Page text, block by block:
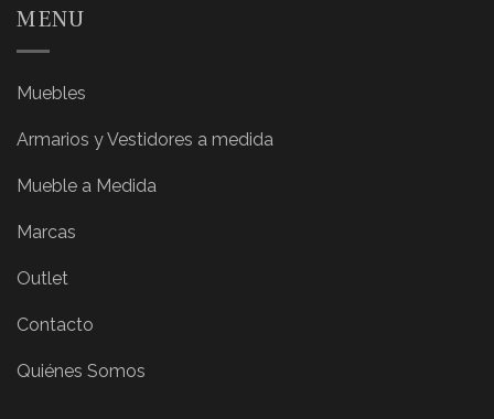
MENU
Muebles
Armarios y Vestidores a medida
Mueble a Medida
Marcas
Outlet
Contacto
Quiénes Somos